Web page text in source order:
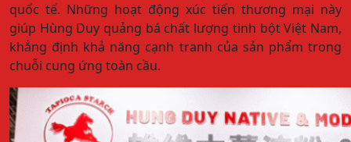
quốc tế. Những hoạt động xúc tiến thương mại này
giúp Hùng Duy quảng bá chất lượng tinh bột Việt Nam,
khẳng định khả năng cạnh tranh của sản phẩm trong
chuỗi cung ứng toàn cầu.